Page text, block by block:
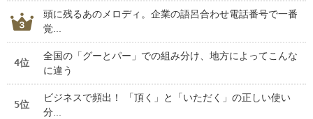
頭に残るあのメロディ。企業の語呂合わせ電話番号で一番
覚...
4位
全国の「グーとパー」での組み分け、地方によってこんな
に違う
5位
ビジネスで頻出！ 「頂く」と「いただく」の正しい使い
分...